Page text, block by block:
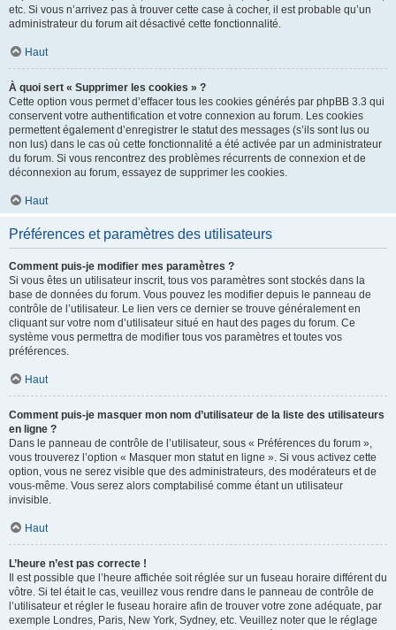
etc. Si vous n’arrivez pas à trouver cette case à cocher, il est probable qu’un
administrateur du forum ait désactivé cette fonctionnalité.
Haut
À quoi sert « Supprimer les cookies » ?
Cette option vous permet d’effacer tous les cookies générés par phpBB 3.3 qui
conservent votre authentification et votre connexion au forum. Les cookies
permettent également d’enregistrer le statut des messages (s’ils sont lus ou
non lus) dans le cas où cette fonctionnalité a été activée par un administrateur
du forum. Si vous rencontrez des problèmes récurrents de connexion et de
déconnexion au forum, essayez de supprimer les cookies.
Haut
Préférences et paramètres des utilisateurs
Comment puis-je modifier mes paramètres ?
Si vous êtes un utilisateur inscrit, tous vos paramètres sont stockés dans la
base de données du forum. Vous pouvez les modifier depuis le panneau de
contrôle de l’utilisateur. Le lien vers ce dernier se trouve généralement en
cliquant sur votre nom d’utilisateur situé en haut des pages du forum. Ce
système vous permettra de modifier tous vos paramètres et toutes vos
préférences.
Haut
Comment puis-je masquer mon nom d’utilisateur de la liste des utilisateurs
en ligne ?
Dans le panneau de contrôle de l’utilisateur, sous « Préférences du forum »,
vous trouverez l’option « Masquer mon statut en ligne ». Si vous activez cette
option, vous ne serez visible que des administrateurs, des modérateurs et de
vous-même. Vous serez alors comptabilisé comme étant un utilisateur
invisible.
Haut
L’heure n’est pas correcte !
Il est possible que l’heure affichée soit réglée sur un fuseau horaire différent du
vôtre. Si tel était le cas, veuillez vous rendre dans le panneau de contrôle de
l’utilisateur et régler le fuseau horaire afin de trouver votre zone adéquate, par
exemple Londres, Paris, New York, Sydney, etc. Veuillez noter que le réglage